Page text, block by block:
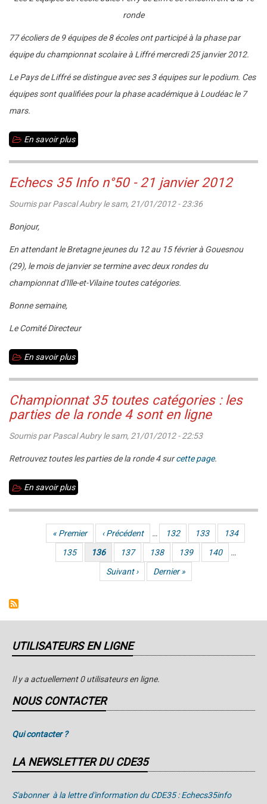
ronde
77 écoliers de 9 équipes de 8 écoles ont participé à la phase par
équipe du championnat scolaire à Liffré mercredi 25 janvier 2012.
Le Pays de Liffré se distingue avec ses 3 équipes sur le podium. Ces
équipes sont qualifiées pour la phase académique à Loudéac le 7
mars.
En savoir plussur
35
Ecoles
Echecs 35 Info n°50 - 21 janvier 2012
Soumis parPascal Aubrylesam, 21/01/2012 - 23:36
Bonjour,
En attendant le Bretagne jeunes du 12 au 15 février à Gouesnou
(29), le mois de janvier se termine avec deux rondes du
championnat d'Ille-et-Vilaine toutes catégories.
Bonne semaine,
Le Comité Directeur
En savoir plussur
Info
-
21
2012
Championnat 35 toutes catégories : les
parties de la ronde 4 sont en ligne
Soumis parPascal Aubrylesam, 21/01/2012 - 22:53
Retrouvez toutes les parties de la ronde 4 surcette page.
En savoir plussur
toutes
catégories
de
ronde
en
Pagination
Première page
« Premier Page précédente
‹ Précédent … Page
132 Page
133 Page
134
Page
135 Page courante
136 Page
137 Page
138 Page
139 Page
140
…
Page suivante
Suivant › Dernière page
Dernier »
UTILISATEURS EN LIGNE
Il y a actuellement 0 utilisateurs en ligne.
NOUS CONTACTER
Qui contacter ?
LA NEWSLETTER DU CDE35
S'abonner à la lettre d'information du CDE35 : Echecs35info